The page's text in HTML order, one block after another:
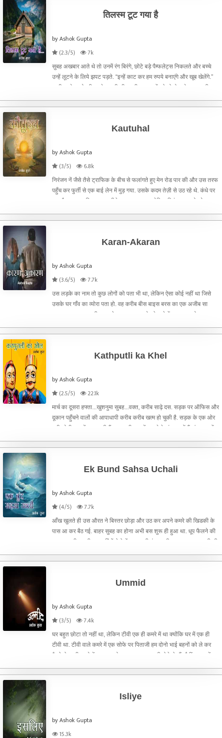
तिलस्म टूट गया है
by Ashok Gupta
(2.3/5)
7k
सुबह अखबार आते थे तो उनमें रंग बिरंगे, छोटे बड़े पैम्फलेट्स निकलते और बच्चे
उन्हें लूटने के लिये झपट पड़ते. “इन्हें काट कर हम रुपये बनाएंगे और खूब खेलेंगे.”
खुशी मानो उनके भीतर से फूटती सी पड़ती. अखबारों को तो रोज़ रोज़ आना ही था
Kautuhal
by Ashok Gupta
(3/5)
6.8k
निरंजन नें जैसे तैसे ट्राफिक के बीच से फलांगते हुए मेन रोड पार की और उस तरफ
पहुँच कर फुर्ती से एक बाई लेन में मुड़ गया. उसके कदम तेज़ी से उठ रहे थे. कंधे पर
पडा बैग बार बार फिसल कर नीचे झूल आ रहा था, लेकिन निरंजन इस से परेशान
Karan-Akaran
by Ashok Gupta
(3.6/5)
7.7k
उस लड़के का नाम तो कुछ लोगों को पता भी था, लेकिन ऐसा कोई नहीं था जिसे
उसके घर गाँव का व्योरा पता हो. वह करीब बीस बाइस बरस का एक अजीब सा
लड़का था, नाम छदामी, शहर के एक दूर-दराज़ के मोहल्ले में एक कमरा ले कर रह
Kathputli ka Khel
by Ashok Gupta
(2.5/5)
22.1k
मार्च का दूसरा हफ्ता...खुशनुमा सुबह...वक्त, करीब साढ़े दस. सड़क पर ऑफिस और
दूकान पहुँचने वालों की आपाधापी करीब करीब खत्म हो चुकी है. सड़क के एक ओर
बनी छोटी दुकानें खुल चुकी हैं, कुछ बड़ी दुकानें खुलने के इंतज़ार में हैं. बंद दुकानों
Ek Bund Sahsa Uchali
by Ashok Gupta
(4/5)
7.7k
आँख खुलते ही उस औरत ने बिस्तर छोड़ा और उठ कर अपने कमरे की खिडकी के
पास आ कर बैठ गई. बाहर सुबह का होना अभी बस शुरू ही हुआ था. धूप फैलने की
दस्तक अभी दूर थी, बस परिंदों ने पेड़ों पर अपनी गुंजन भरी कवायद शुरू कर दी थी.
Ummid
by Ashok Gupta
(3/5)
7.4k
घर बहुत छोटा तो नहीं था, लेकिन टीवी एक ही कमरे में था क्योंकि घर में एक ही
टीवी था. टीवी वाले कमरे में एक सोफे पर पिताजी हम दोनो भाई बहनों को ले कर
बैठते थे. उसी कमरे में एक तख़्तपोश पर बाबुल चाचा भी होते थे. मैं नौवीं क्लास में
Isliye
by Ashok Gupta
15.3k